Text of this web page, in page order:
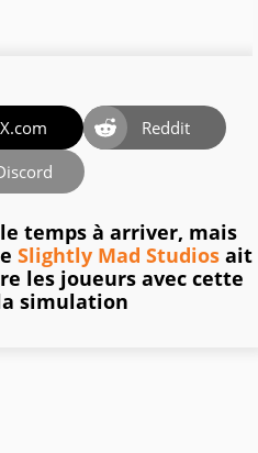
X.com
Reddit
temps à arriver, mais
Slightly Mad Studios ait
les joueurs avec cette
simulation